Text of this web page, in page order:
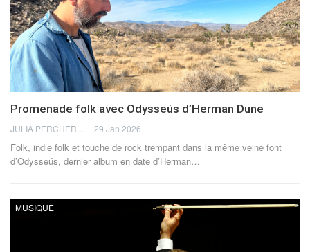
Promenade folk avec Odysseús d’Herman Dune
29 Jan 2026
Folk, indie folk et touche de rock trempant dans la même veine font
d’Odysseús, dernier album en date d’Herman…
MUSIQUE